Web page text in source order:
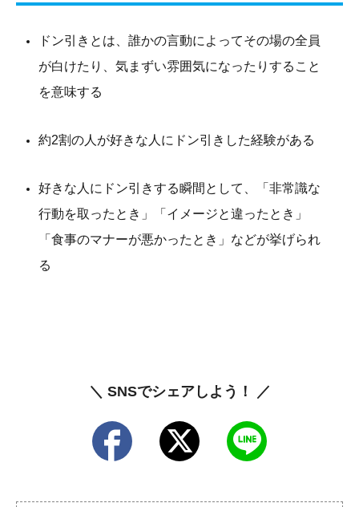
ドン引きとは、誰かの言動によってその場の全員
が白けたり、気まずい雰囲気になったりすること
を意味する
約2割の人が好きな人にドン引きした経験がある
好きな人にドン引きする瞬間として、「非常識な
行動を取ったとき」「イメージと違ったとき」
「食事のマナーが悪かったとき」などが挙げられ
る
＼ SNSでシェアしよう！ ／